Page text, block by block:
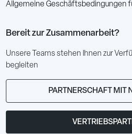
Allgemeine Geschäftsbedingungen
Bereit zur Zusammenarbeit?
Unsere Teams stehen Ihnen zur
begleiten
PARTNERSCHAFT MIT